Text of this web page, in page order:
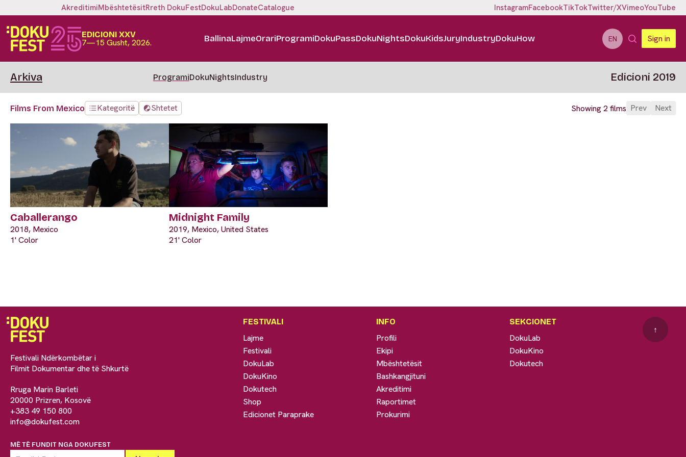
AkreditimiMbështetësitRreth DokuFestDokuLabDonateCatalogue InstagramFacebookTikTokTwitter/XVimeoYouTube
EDICIONI XXV
7—15 Gusht, 2026. BallinaLajmeOrariProgramiDokuPassDokuNightsDokuKidsJuryIndustryDokuHow EN Sign in
Arkiva ProgramiDokuNightsIndustry Edicioni 2019
Films From Mexico Kategoritë Shtetet Showing 2 films Prev Next
Caballerango
2018, Mexico
1' Color
Midnight Family
2019, Mexico, United States
21' Color
Festivali Ndërkombëtar i
Filmit Dokumentar dhe të Shkurtë
Rruga Marin Barleti
20000 Prizren, Kosovë
+383 49 150 800
info@dokufest.com
MË TË FUNDIT NGA DOKUFEST
FESTIVALI
Lajme
Festivali
DokuLab
DokuKino
Dokutech
Shop
Edicionet Paraprake
INFO
Profili
Ekipi
Mbështetësit
Bashkangjituni
Akreditimi
Raportimet
Prokurimi
SEKCIONET
DokuLab
DokuKino
Dokutech
↑